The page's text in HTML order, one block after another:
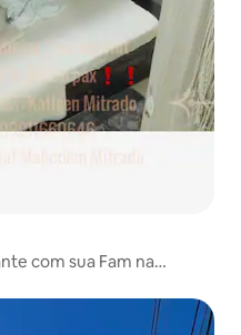
com sua Fam na